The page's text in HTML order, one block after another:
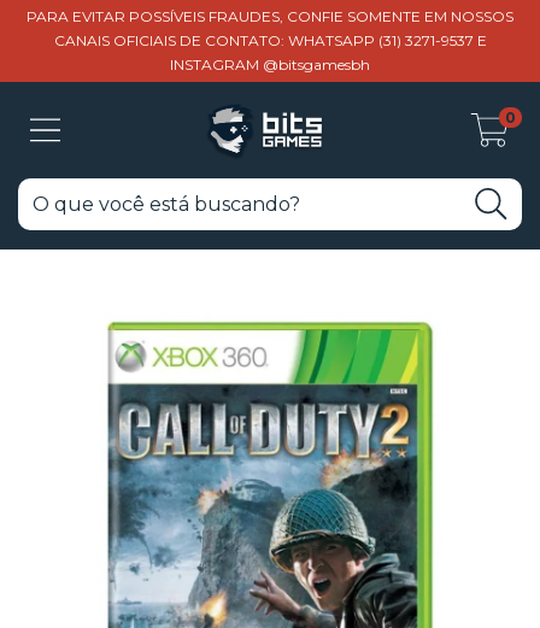
PARA EVITAR POSSÍVEIS FRAUDES, CONFIE SOMENTE EM NOSSOS
CANAIS OFICIAIS DE CONTATO: WHATSAPP (31) 3271-9537 E
INSTAGRAM @bitsgamesbh
0